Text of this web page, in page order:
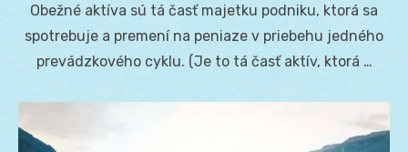
Obežné aktíva sú tá časť majetku podniku, ktorá sa
spotrebuje a premení na peniaze v priebehu jedného
prevádzkového cyklu. (Je to tá časť aktív, ktorá …